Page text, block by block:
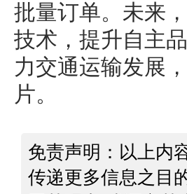
批量订单。未来
技术，提升自主
力交通运输发展
片。
免责声明：以上内
传递更多信息之目